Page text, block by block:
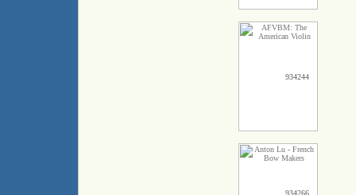
934244
934266